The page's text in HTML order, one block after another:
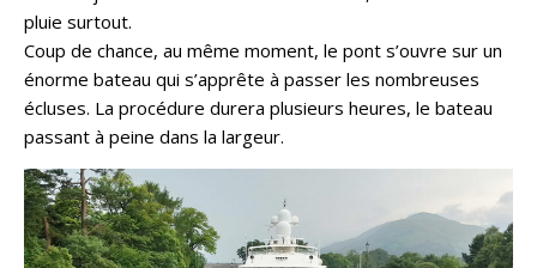
pluie surtout.
Coup de chance, au même moment, le pont s’ouvre sur un
énorme bateau qui s’apprête à passer les nombreuses
écluses. La procédure durera plusieurs heures, le bateau
passant à peine dans la largeur.